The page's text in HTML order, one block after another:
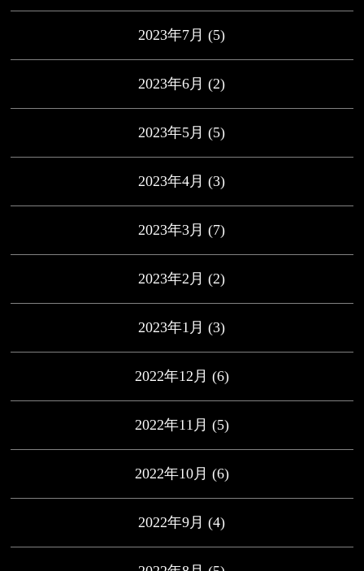
2023年7月 (5)
2023年6月 (2)
2023年5月 (5)
2023年4月 (3)
2023年3月 (7)
2023年2月 (2)
2023年1月 (3)
2022年12月 (6)
2022年11月 (5)
2022年10月 (6)
2022年9月 (4)